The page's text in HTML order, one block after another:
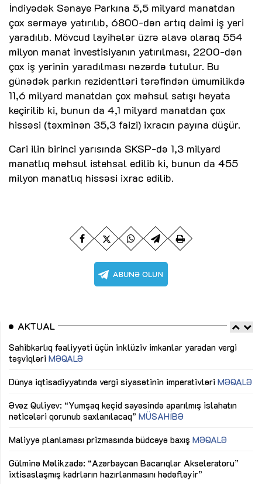
İndiyədək Sənaye Parkına 5,5 milyard manatdan
çox sərmayə yatırılıb, 6800-dən artıq daimi iş yeri
yaradılıb. Mövcud layihələr üzrə əlavə olaraq 554
milyon manat investisiyanın yatırılması, 2200-dən
çox iş yerinin yaradılması nəzərdə tutulur. Bu
günədək parkın rezidentləri tərəfindən ümumilikdə
11,6 milyard manatdan çox məhsul satışı həyata
keçirilib ki, bunun da 4,1 milyard manatdan çox
hissəsi (təxminən 35,3 faizi) ixracın payına düşür.
Cari ilin birinci yarısında SKSP-də 1,3 milyard
manatlıq məhsul istehsal edilib ki, bunun da 455
milyon manatlıq hissəsi ixrac edilib.
AKTUAL
Sahibkarlıq fəaliyyəti üçün inklüziv imkanlar yaradan vergi
təşviqləri MƏQALƏ
Dünya iqtisadiyyatında vergi siyasətinin imperativləri MƏQALƏ
Əvəz Quliyev: “Yumşaq keçid sayəsində aparılmış islahatın
nəticələri qorunub saxlanılacaq” MÜSAHİBƏ
Maliyyə planlaması prizmasında büdcəyə baxış MƏQALƏ
Gülminə Məlikzadə: “Azərbaycan Bacarıqlar Akseleratoru”
ixtisaslaşmış kadrların hazırlanmasını hədəfləyir”